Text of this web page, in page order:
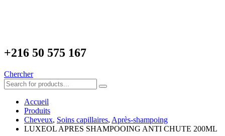
+216 50 575 167
Chercher
Accueil
Produits
Cheveux, Soins capillaires, Après-shampoing
LUXEOL APRES SHAMPOOING ANTI CHUTE 200ML